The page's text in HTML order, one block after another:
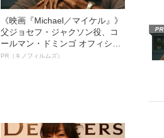
《映画『Michael／マイケル』》
父ジョセフ・ジャクソン役、コ
ールマン・ドミンゴ オフィシャ
ルインタビュー“観客を魅了した
PR（キノフィルムズ）
PR